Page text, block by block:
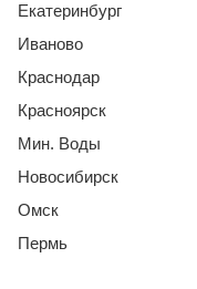
Екатеринбург
Иваново
Краснодар
Красноярск
Мин. Воды
Новосибирск
Омск
Пермь